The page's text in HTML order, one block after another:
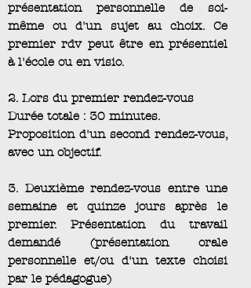
présentation personnelle de soi-
même ou d'un sujet au choix. Ce
premier rdv peut être en présentiel
à l'école ou en visio.
2. Lors du premier rendez-vous
Durée totale : 30 minutes.
Proposition d'un second rendez-vous,
avec un objectif.
3. Deuxième rendez-vous entre une
semaine et quinze jours après le
premier. Présentation du travail
demandé (présentation orale
personnelle et/ou d'un texte choisi
par le pédagogue)